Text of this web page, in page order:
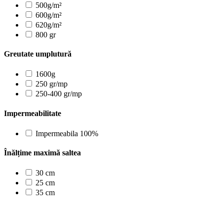
500g/m²
600g/m²
620g/m²
800 gr
Greutate umplutură
1600g
250 gr/mp
250-400 gr/mp
Impermeabilitate
Impermeabila 100%
Înălțime maximă saltea
30 cm
25 cm
35 cm